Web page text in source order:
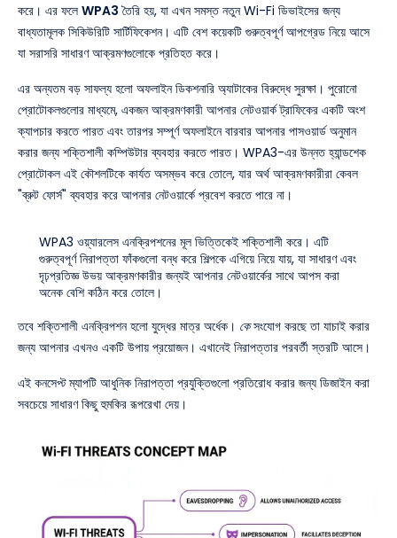
করে। এর ফলে WPA3 তৈরি হয়, যা এখন সমস্ত নতুন Wi-Fi ডিভাইসের জন্য
বাধ্যতামূলক সিকিউরিটি সার্টিফিকেশন। এটি বেশ কয়েকটি গুরুত্বপূর্ণ আপগ্রেড নিয়ে আসে
যা সরাসরি সাধারণ আক্রমণগুলোকে প্রতিহত করে।
এর অন্যতম বড় সাফল্য হলো অফলাইন ডিকশনারি অ্যাটাকের বিরুদ্ধে সুরক্ষা। পুরোনো
প্রোটোকলগুলোর মাধ্যমে, একজন আক্রমণকারী আপনার নেটওয়ার্ক ট্রাফিকের একটি অংশ
ক্যাপচার করতে পারত এবং তারপর সম্পূর্ণ অফলাইনে বারবার আপনার পাসওয়ার্ড অনুমান
করার জন্য শক্তিশালী কম্পিউটার ব্যবহার করতে পারত। WPA3-এর উন্নত হ্যান্ডশেক
প্রোটোকল এই কৌশলটিকে কার্যত অসম্ভব করে তোলে, যার অর্থ আক্রমণকারীরা কেবল
"ব্রুট ফোর্স" ব্যবহার করে আপনার নেটওয়ার্কে প্রবেশ করতে পারে না।
WPA3 ওয়্যারলেস এনক্রিপশনের মূল ভিত্তিকেই শক্তিশালী করে। এটি
গুরুত্বপূর্ণ নিরাপত্তা ফাঁকগুলো বন্ধ করে শিল্পকে এগিয়ে নিয়ে যায়, যা সাধারণ এবং
দৃঢ়প্রতিজ্ঞ উভয় আক্রমণকারীর জন্যই আপনার নেটওয়ার্কের সাথে আপস করা
অনেক বেশি কঠিন করে তোলে।
তবে শক্তিশালী এনক্রিপশন হলো যুদ্ধের মাত্র অর্ধেক। কেসংযোগ করছে তা যাচাই করার
জন্য আপনার এখনও একটি উপায় প্রয়োজন। এখানেই নিরাপত্তার পরবর্তী স্তরটি আসে।
এই কনসেপ্ট ম্যাপটি আধুনিক নিরাপত্তা প্রযুক্তিগুলো প্রতিরোধ করার জন্য ডিজাইন করা
সবচেয়ে সাধারণ কিছু হুমকির রূপরেখা দেয়।